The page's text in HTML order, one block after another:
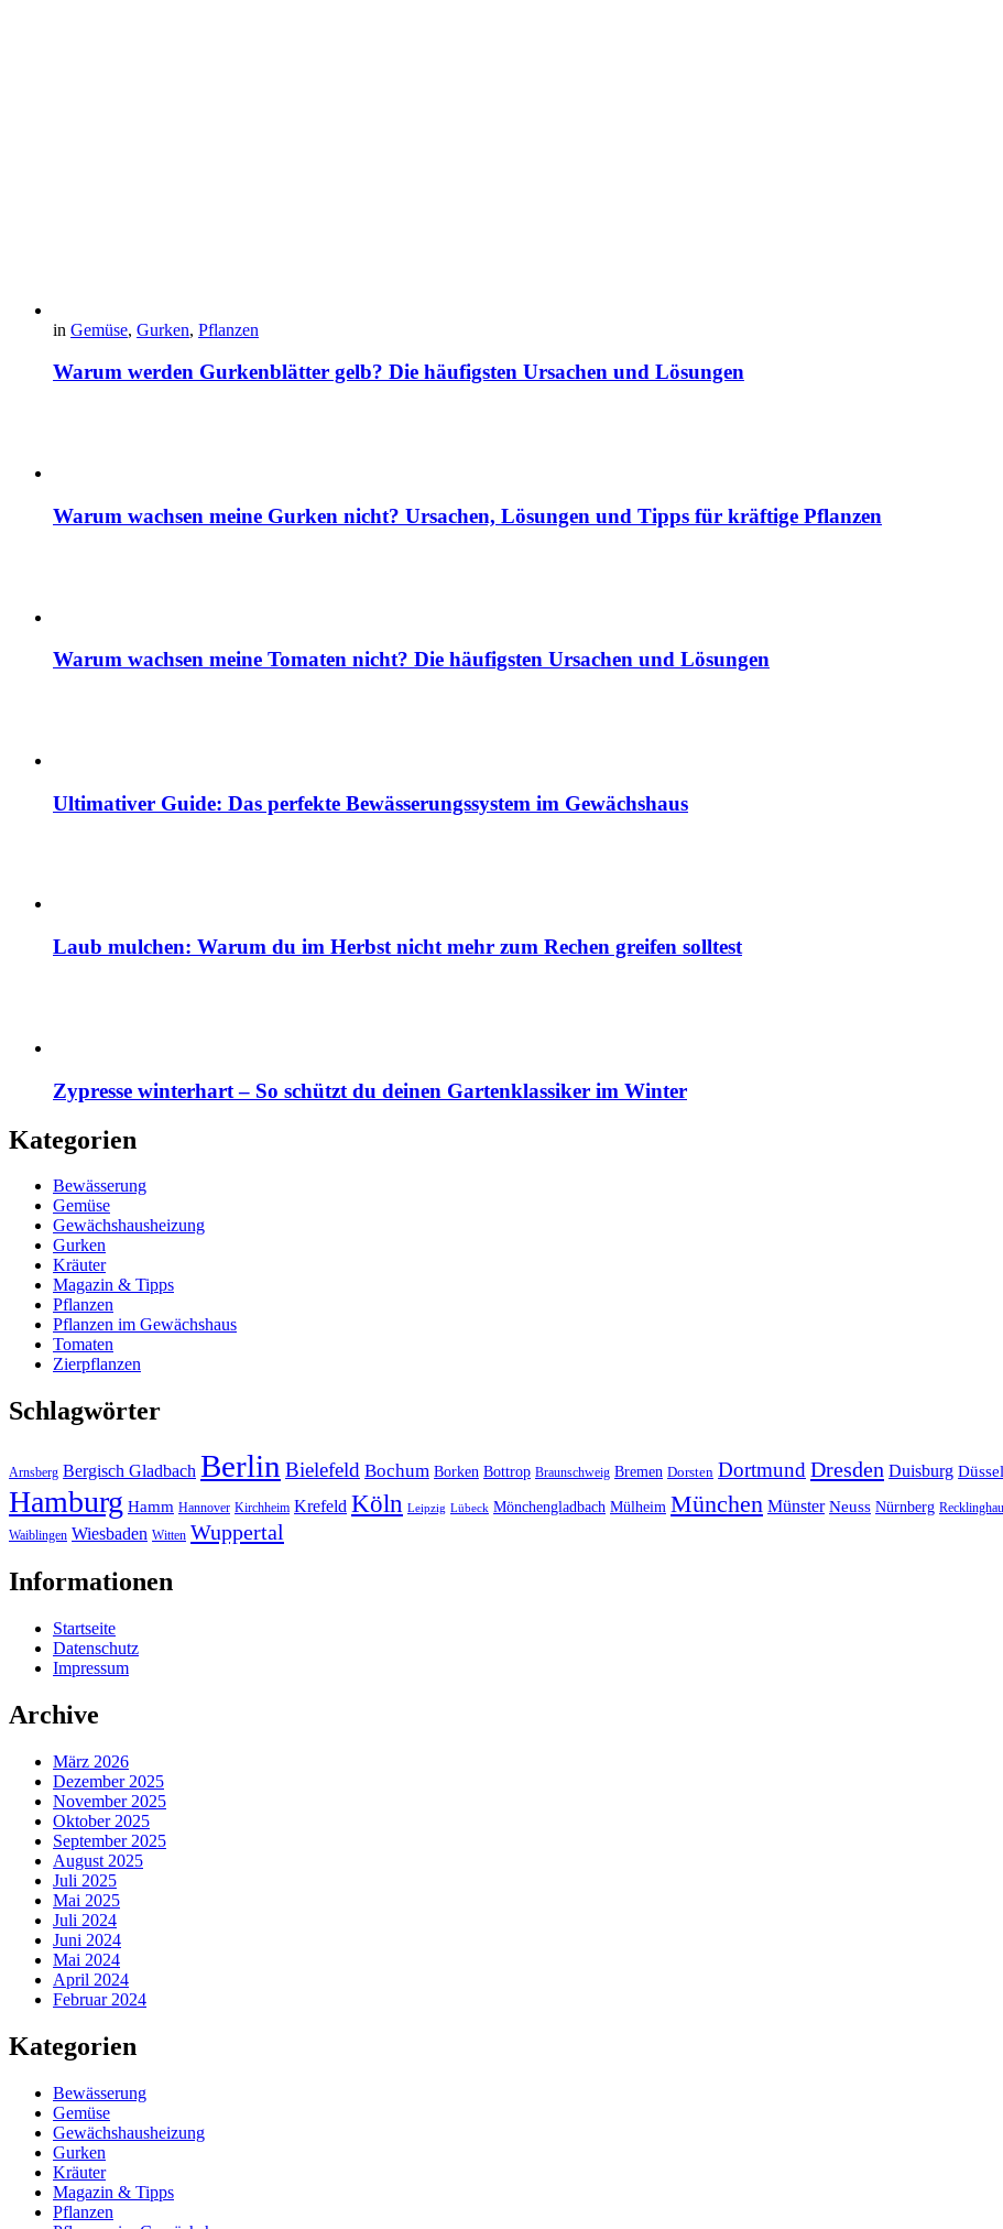
in Gemüse, Gurken, Pflanzen
Warum werden Gurkenblätter gelb? Die häufigsten Ursachen und Lösungen
Warum wachsen meine Gurken nicht? Ursachen, Lösungen und Tipps für kräftige Pflanzen
Warum wachsen meine Tomaten nicht? Die häufigsten Ursachen und Lösungen
Ultimativer Guide: Das perfekte Bewässerungssystem im Gewächshaus
Laub mulchen: Warum du im Herbst nicht mehr zum Rechen greifen solltest
Zypresse winterhart – So schützt du deinen Gartenklassiker im Winter
Kategorien
Bewässerung
Gemüse
Gewächshausheizung
Gurken
Kräuter
Magazin & Tipps
Pflanzen
Pflanzen im Gewächshaus
Tomaten
Zierpflanzen
Schlagwörter
Arnsberg Bergisch Gladbach Berlin Bielefeld Bochum Borken Bottrop Braunschweig Bremen Dorsten DortmundDresden Duisburg
Hamburg Hamm Hannover Kirchheim Krefeld Köln Leipzig Lübeck Mönchengladbach Mülheim München Münster Neuss Nürnberg
Waiblingen Wiesbaden Witten Wuppertal
Informationen
Startseite
Datenschutz
Impressum
Archive
März 2026
Dezember 2025
November 2025
Oktober 2025
September 2025
August 2025
Juli 2025
Mai 2025
Juli 2024
Juni 2024
Mai 2024
April 2024
Februar 2024
Kategorien
Bewässerung
Gemüse
Gewächshausheizung
Gurken
Kräuter
Magazin & Tipps
Pflanzen